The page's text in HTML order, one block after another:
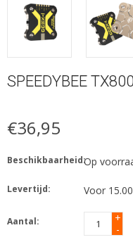
SPEEDYBEE
€36,95
Beschikbaarheid:Op
Levertijd: Voor
Aantal:
+
-